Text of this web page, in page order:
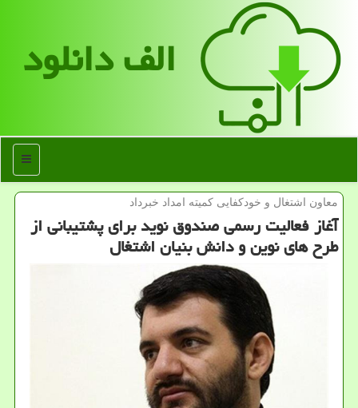
الف دانلود
منو
معاون اشتغال و خودكفایی كمیته امداد خبرداد
آغاز فعالیت رسمی صندوق نوید برای پشتیبانی از
طرح های نوین و دانش بنیان اشتغال